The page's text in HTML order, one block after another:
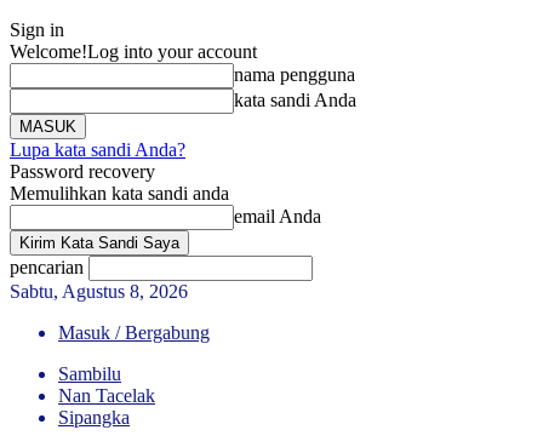
Sign in
Welcome!Log into your account
nama pengguna
kata sandi Anda
Lupa kata sandi Anda?
Password recovery
Memulihkan kata sandi anda
email Anda
pencarian
Sabtu, Agustus 8, 2026
Masuk / Bergabung
Sambilu
Nan Tacelak
Sipangka